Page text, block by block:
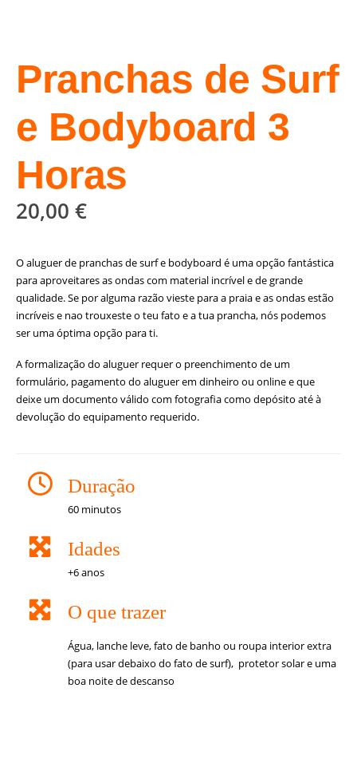
Pranchas de Surf
e Bodyboard 3
Horas
20,00 €
O aluguer de pranchas de surf e bodyboard é uma opção fantástica
para aproveitares as ondas com material incrível e de grande
qualidade. Se por alguma razão vieste para a praia e as ondas estão
incríveis e nao trouxeste o teu fato e a tua prancha, nós podemos
ser uma óptima opção para ti.
A formalização do aluguer requer o preenchimento de um
formulário, pagamento do aluguer em dinheiro ou online e que
deixe um documento válido com fotografia como depósito até à
devolução do equipamento requerido.
Duração
60 minutos
Idades
+6 anos
O que trazer
Água, lanche leve, fato de banho ou roupa interior extra
(para usar debaixo do fato de surf), protetor solar e uma
boa noite de descanso